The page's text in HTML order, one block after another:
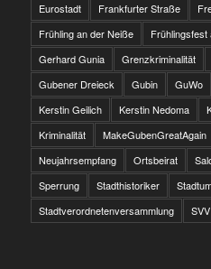
Eurostadt
Frankfurter Straße
Frühling an der Neiße
Frühlingsfest
Gerhard Gunia
Grenzkriminalität
Gubener Dreieck
Gubin GuWo
Kerstin Geilich
Kerstin Nedoma
Kriminalität
MakeGubenGreatAgain
Neujahrsempfang
Ortsbeirat
Sperrung
Stadthistoriker
Stadtverordnetenversammlung
SVV